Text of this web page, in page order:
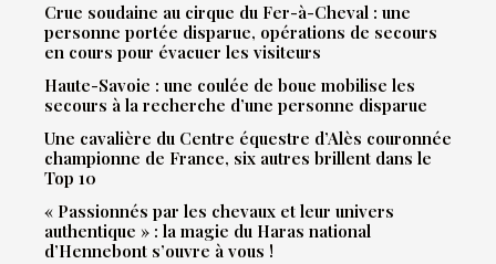
Crue soudaine au cirque du Fer-à-Cheval : une
personne portée disparue, opérations de secours
en cours pour évacuer les visiteurs
Haute-Savoie : une coulée de boue mobilise les
secours à la recherche d’une personne disparue
Une cavalière du Centre équestre d’Alès couronnée
championne de France, six autres brillent dans le
Top 10
« Passionnés par les chevaux et leur univers
authentique » : la magie du Haras national
d’Hennebont s’ouvre à vous !